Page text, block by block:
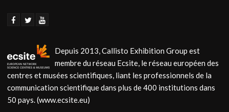
Depuis 2013, Callisto Exhibition Group est
membre du réseau Ecsite, le réseau européen des
centres et musées scientifiques, liant les professionnels de la
communication scientifique dans plus de 400 institutions dans
50 pays. (www.ecsite.eu)